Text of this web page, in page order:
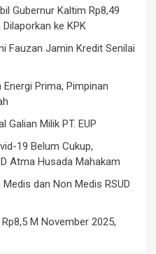
Gubernur Kaltim Rp8,49
ke KPK
Fauzan Jamin Kredit Senilai
Prima, Pimpinan
Galian Milik PT. EUP
19 Belum Cukup,
Atma Husada Mahakam
dan Non Medis RSUD
M November 2025,